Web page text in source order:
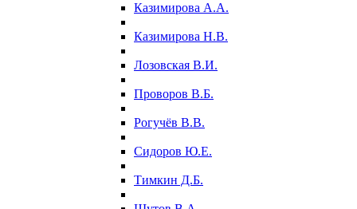
Казимирова А.А.
Казимирова Н.В.
Лозовская В.И.
Проворов В.Б.
Рогучёв В.В.
Сидоров Ю.Е.
Тимкин Д.Б.